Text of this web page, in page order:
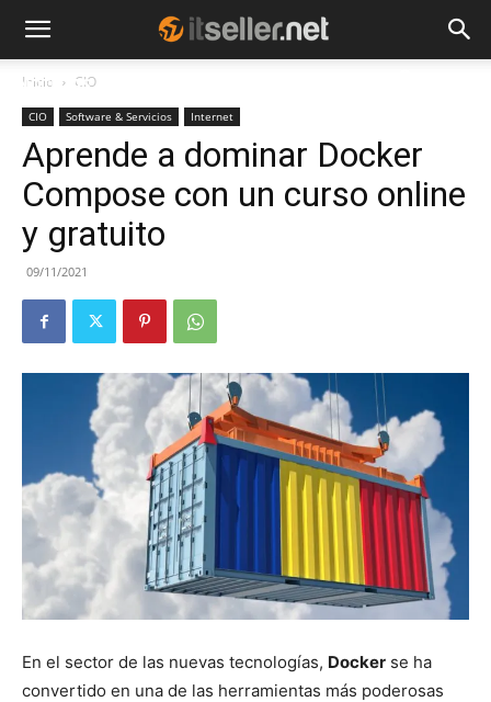
NOTICIAS
Inicio CIO
CIO Software & Servicios Internet
Aprende a dominar Docker
Compose con un curso online
y gratuito
09/11/2021
En el sector de las nuevas tecnologías, Docker se ha
convertido en una de las herramientas más poderosas